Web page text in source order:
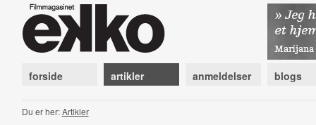
forside artikler anmeldelser blogs
Du er her:Artikler